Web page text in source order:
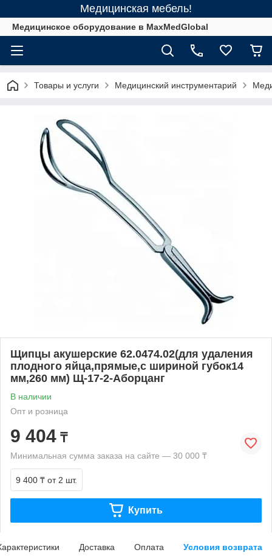
Медицинская мебель!
Медицинское оборудование в MaxMedGlobal
Товары и услуги Медицинский инструментарий
Щипцы акушерские 62.0474.02(для удаления
плодного яйца,прямые,с шириной губок14
мм,260 мм) Щ-17-2-Аборцанг
В наличии
Опт и розница
9 404 ₸
Минимальная сумма заказа на сайте — 30 000 ₸
9 400 ₸ от 2 шт.
Купить
Доставка Оплата Условия возврата